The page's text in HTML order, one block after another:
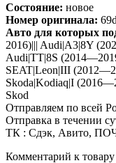
Состояние: новое
Номер оригинала:
Авто для которых
2016)||| Audi|A3|8Y
Audi|TT|8S
SEAT|Leon|III
Skoda|Kodiaq|I
Skod
Отправляем по всей
Отправка в течении
ТК : Сдэк, Авито,
Комментарий к